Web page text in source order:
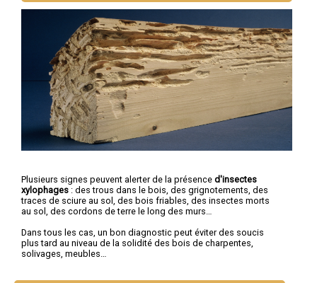
Plusieurs signes peuvent alerter de la présence d'insectes
xylophages : des trous dans le bois, des grignotements, des
traces de sciure au sol, des bois friables, des insectes morts
au sol, des cordons de terre le long des murs…
Dans tous les cas, un bon diagnostic peut éviter des soucis
plus tard au niveau de la solidité des bois de charpentes,
solivages, meubles…